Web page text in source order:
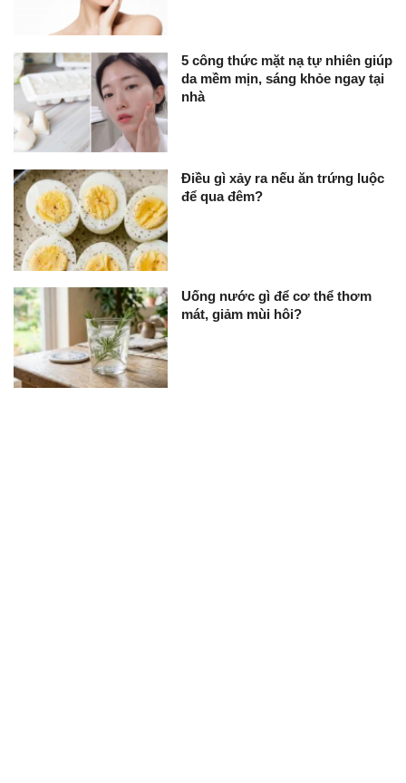
5 công thức mặt nạ tự nhiên giúp
da mềm mịn, sáng khỏe ngay tại
nhà
Điều gì xảy ra nếu ăn trứng luộc
để qua đêm?
Uống nước gì để cơ thể thơm
mát, giảm mùi hôi?